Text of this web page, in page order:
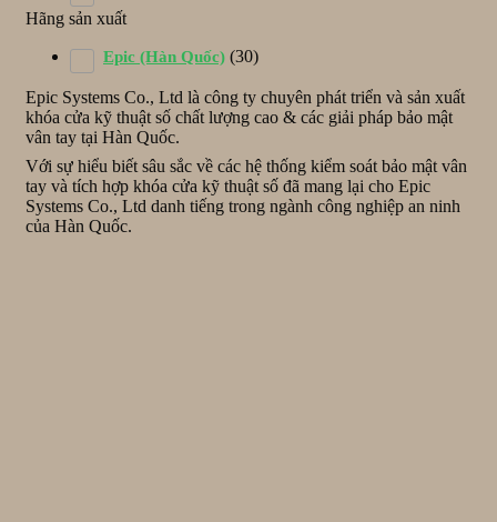
Hãng sản xuất
Epic (Hàn Quốc) (30)
Epic Systems Co., Ltd là công ty chuyên phát triển và sản xuất
khóa cửa kỹ thuật số chất lượng cao & các giải pháp bảo mật
vân tay tại Hàn Quốc.
Với sự hiểu biết sâu sắc về các hệ thống kiểm soát bảo mật vân
tay và tích hợp khóa cửa kỹ thuật số đã mang lại cho Epic
Systems Co., Ltd danh tiếng trong ngành công nghiệp an ninh
của Hàn Quốc.